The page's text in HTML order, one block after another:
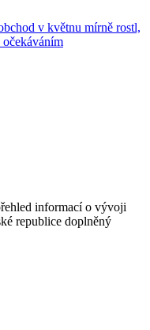
v květnu mírně rostl,
informací o vývoji
republice doplněný